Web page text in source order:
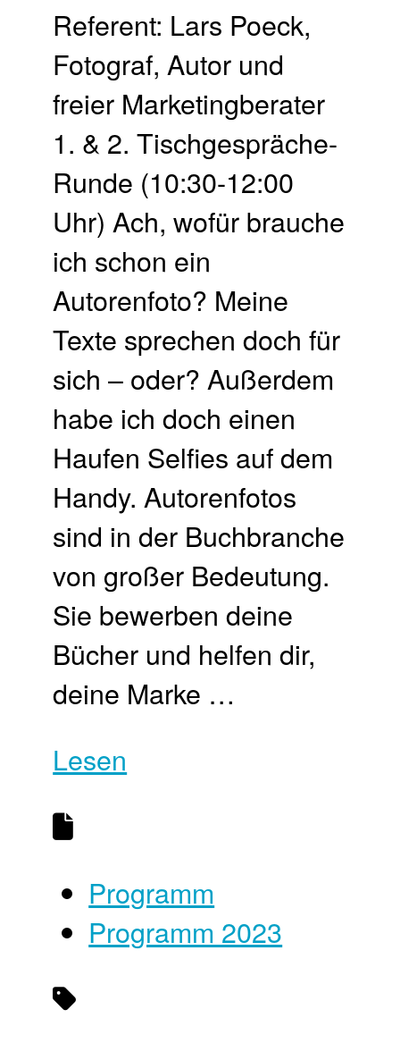
Referent: Lars Poeck,
Fotograf, Autor und
freier Marketingberater
1. & 2. Tischgespräche-
Runde (10:30-12:00
Uhr) Ach, wofür brauche
ich schon ein
Autorenfoto? Meine
Texte sprechen doch für
sich – oder? Außerdem
habe ich doch einen
Haufen Selfies auf dem
Handy. Autorenfotos
sind in der Buchbranche
von großer Bedeutung.
Sie bewerben deine
Bücher und helfen dir,
deine Marke …
Lesen
Programm
Programm 2023